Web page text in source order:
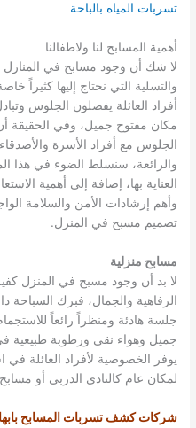
تسربات المياه بالباحة
أهمية المسابح لنا ولاطفالنا
لا شك أن وجود مسابح في المنازل
والتسلية التي نحتاج إليها كثيراً
أفراد العائلة يفضلون الجلوس
مكان مفتوح جميل، وفي الحقيقة
الجلوس مع أفراد الأسرة
والرائعة، سنسلط الضوء في هذا
العناية بها، إضافة إلى أهمية
وأهم إرشادات الأمن والسلامة
تصميم مسبح في المنزل.
مسابح منزلية
لا بد أن وجود مسبح في المنزل
الرفاهية والجمال، فبرك السباحة
جلسة هادئة ومنظراً رائعاً
جميل وهواء نقي ورطوبة طبيعية
يوفر الخصوصية لأفراد العائلة
لمكان عام كالنادي الدربي أو
شركات كشف تسربات المسابح